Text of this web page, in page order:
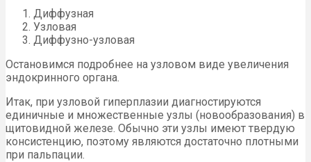
Диффузная
Узловая
Диффузно-узловая
Остановимся подробнее на узловом виде увеличения
эндокринного органа.
Итак, при узловой гиперплазии диагностируются
единичные и множественные узлы (новообразования) в
щитовидной железе. Обычно эти узлы имеют твердую
консистенцию, поэтому являются достаточно плотными
при пальпации.